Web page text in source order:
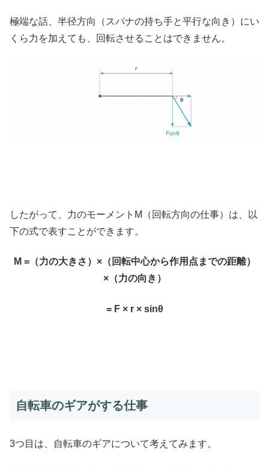
極端な話、半径方向（スパナの持ち手と平行な向き）にい
くら力を加えても、回転させることはできません。
したがって、力のモーメントM（回転方向の仕事）は、以
下の式で表すことができます。
M =（力の大きさ）×（回転中心から作用点までの距離）
×（力の向き）
= F × r × sinθ
自転車のギアがする仕事
3つ目は、自転車のギアについて考えてみます。